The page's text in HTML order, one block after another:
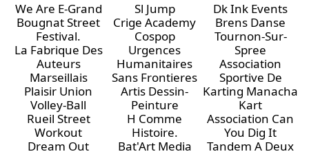
We Are E-Grand
Bougnat Street
Festival.
La Fabrique Des
Auteurs
Marseillais
Plaisir Union
Volley-Ball
Rueil Street
Workout
Dream Out
Sl Jump
Crige Academy
Cospop
Urgences
Humanitaires
Sans Frontieres
Artis Dessin-
Peinture
H Comme
Histoire.
Bat'Art Media
Dk Ink Events
Brens Danse
Tournon-Sur-
Spree
Association
Sportive De
Karting Manacha
Kart
Association Can
You Dig It
Tandem A Deux